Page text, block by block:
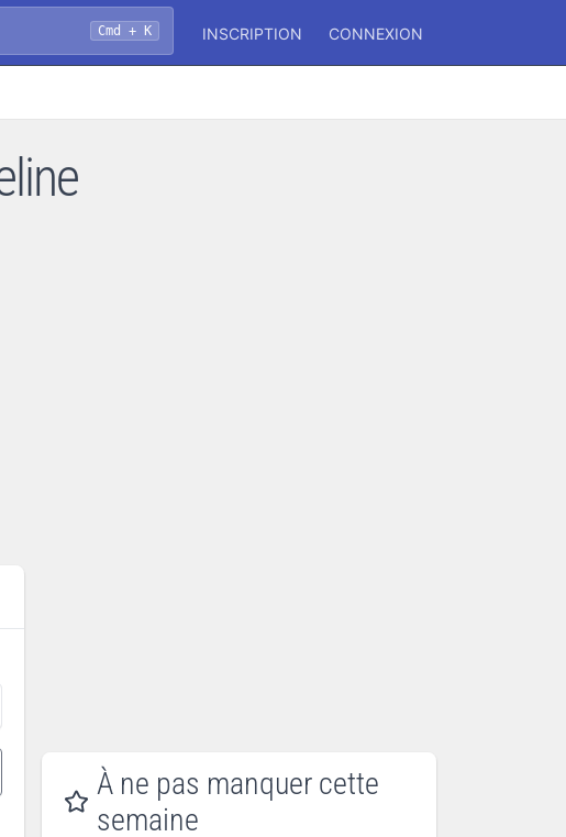
Cmd + K INSCRIPTION CONNEXION
À ne pas manquer cette
semaine